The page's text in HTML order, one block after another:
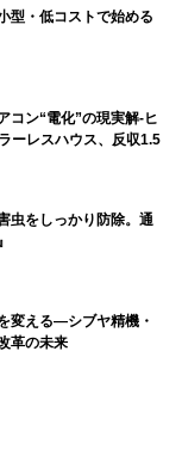
型・低コストで始める
コン“電化”の現実解-ヒ
ーレスハウス、反収1.5
虫をしっかり防除。通
変える―シブヤ精機・
革の未来